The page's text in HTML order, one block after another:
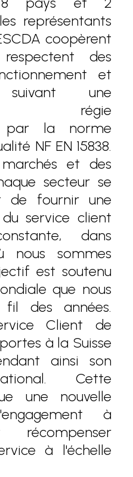
représentants
coopèrent
des
et
une
régie
par la norme
NF EN 15838.
marchés et des
secteur se
fournir une
service client
dans
nous sommes
est soutenu
que nous
fil des années.
Client de
à la Suisse
ainsi son
Cette
une nouvelle
à
à l'échelle